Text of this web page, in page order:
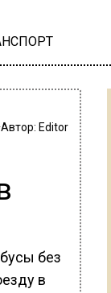
Автор: Editor
без
в